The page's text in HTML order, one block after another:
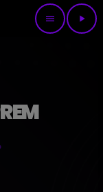
menu play_arrow